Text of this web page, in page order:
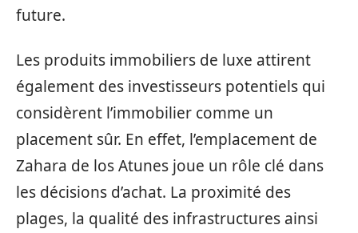
future.
Les produits immobiliers de luxe attirent
également des investisseurs potentiels qui
considèrent l’immobilier comme un
placement sûr. En effet, l’emplacement de
Zahara de los Atunes joue un rôle clé dans
les décisions d’achat. La proximité des
plages, la qualité des infrastructures ainsi